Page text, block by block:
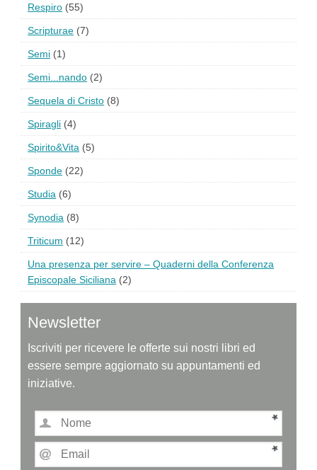
Respiro (55)
Scripturae (7)
Semi (1)
Semi...nando (2)
Sequela di Cristo (8)
Spiragli (4)
Spirito&Vita (5)
Sponde (22)
Studia (6)
Synodia (8)
Triticum (12)
Una presenza per servire – Quaderni della Conferenza
Episcopale Siciliana (2)
Newsletter
Iscriviti per ricevere le offerte sui nostri libri ed
essere sempre aggiornato su appuntamenti ed
iniziative.